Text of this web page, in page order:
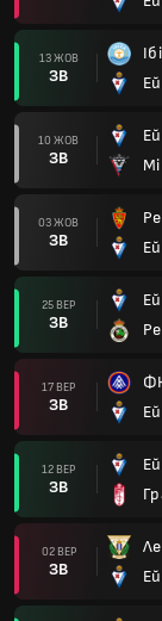
13 ЖОВ
ЗВ
10 ЖОВ
ЗВ
03 ЖОВ
ЗВ
25 ВЕР
ЗВ
17 ВЕР
ЗВ
12 ВЕР
ЗВ
02 ВЕР
ЗВ